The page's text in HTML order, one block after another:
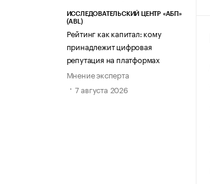
ИССЛЕДОВАТЕЛЬСКИЙ ЦЕНТР «АБП»
(ABL)
Рейтинг как капитал: кому
принадлежит цифровая
репутация на платформах
Мнение эксперта
7 августа 2026